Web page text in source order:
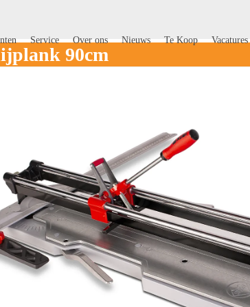
Service Over ons Nieuws Te Koop Vacatures
90cm